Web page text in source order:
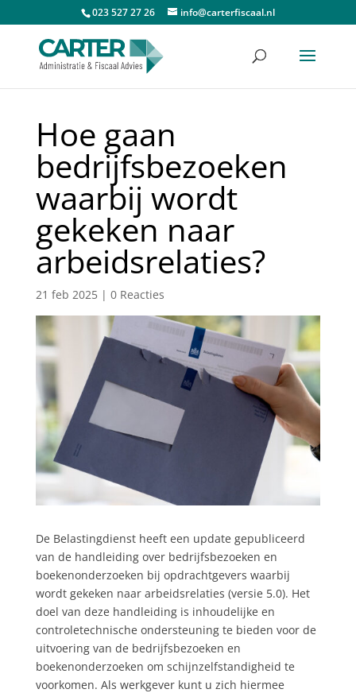
023 527 27 26 info@carterfiscaal.nl
Hoe gaan
bedrijfsbezoeken
waarbij wordt
gekeken naar
arbeidsrelaties?
21 feb 2025| 0 Reacties
De Belastingdienst heeft een update gepubliceerd
van de handleiding over bedrijfsbezoeken en
boekenonderzoeken bij opdrachtgevers waarbij
wordt gekeken naar arbeidsrelaties (versie 5.0). Het
doel van deze handleiding is inhoudelijke en
controletechnische ondersteuning te bieden voor de
uitvoering van de bedrijfsbezoeken en
boekenonderzoeken om schijnzelfstandigheid te
voorkomen. Als werkgever kunt u zich hiermee